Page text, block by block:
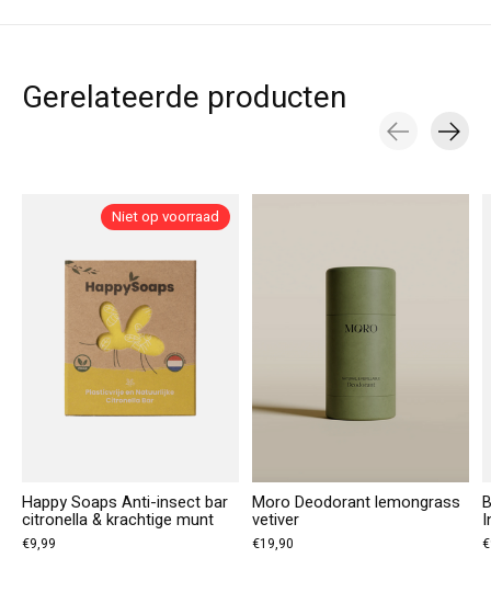
Gerelateerde producten
Niet op voorraad
Happy Soaps Anti-insect bar
citronella & krachtige munt
€9,99
Moro Deodorant lemongrass
vetiver
€19,90